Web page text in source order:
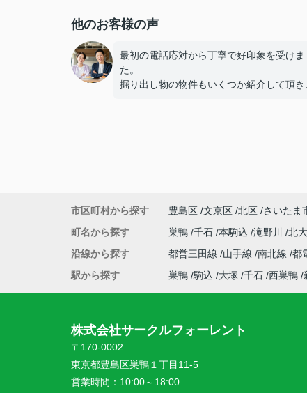
他のお客様の声
最初の電話応対から丁寧で好印象を受けま
た。
掘り出し物の物件もいくつか紹介して頂き
市区町村から探す 豊島区 文京区 北区 さいたま
町名から探す
巣鴨 千石 本駒込 滝野川 北
沿線から探す
都営三田線 山手線 南北線 都
駅から探す
巣鴨 駒込 大塚 千石 西巣鴨
株式会社サークルフォーレント
〒170-0002
東京都豊島区巣鴨１丁目11-5
営業時間： 10:00～18:00